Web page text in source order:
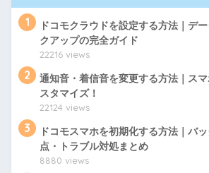
1
ドコモクラウドを設定する方法｜デ
クアップの完全ガイド
22216 views
2
通知音・着信音を変更する方法｜ス
スタマイズ！
22124 views
3
ドコモスマホを初期化する方法｜バ
点・トラブル対処まとめ
8880 views